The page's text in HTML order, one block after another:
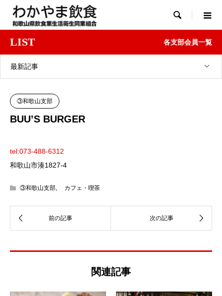

LIST 各支部会員一覧
最新記事
③和歌山支部
BUU’S BURGER
tel:073-488-6312
和歌山市湊1827-4
③和歌山支部, カフェ・喫茶
関連記事